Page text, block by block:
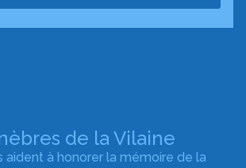
de la Vilaine
aident à honorer la mémoire de la